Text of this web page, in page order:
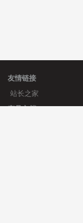
友情链接
站长之家
产品文档